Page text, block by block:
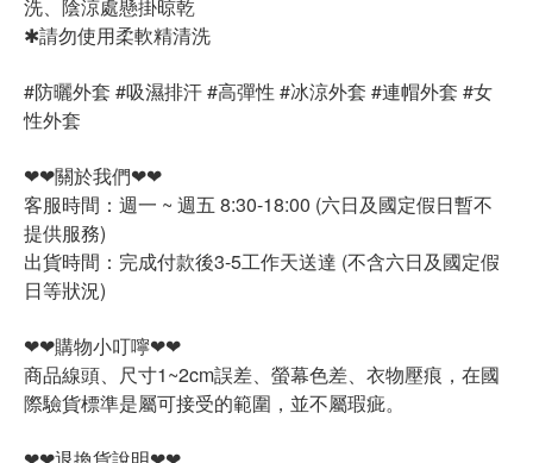
洗、陰涼處懸掛晾乾
✱請勿使用柔軟精清洗
#防曬外套 #吸濕排汗 #高彈性 #冰涼外套 #連帽外套 #女
性外套
❤❤關於我們❤❤
客服時間：週一 ~ 週五 8:30-18:00 (六日及國定假日暫不
提供服務)
出貨時間：完成付款後3-5工作天送達 (不含六日及國定假
日等狀況)
❤❤購物小叮嚀❤❤
商品線頭、尺寸1~2cm誤差、螢幕色差、衣物壓痕，在國
際驗貨標準是屬可接受的範圍，並不屬瑕疵。